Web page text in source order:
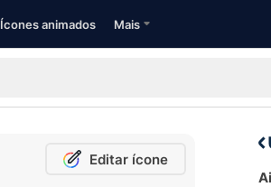
Ícones animados Mais
Editar ícone